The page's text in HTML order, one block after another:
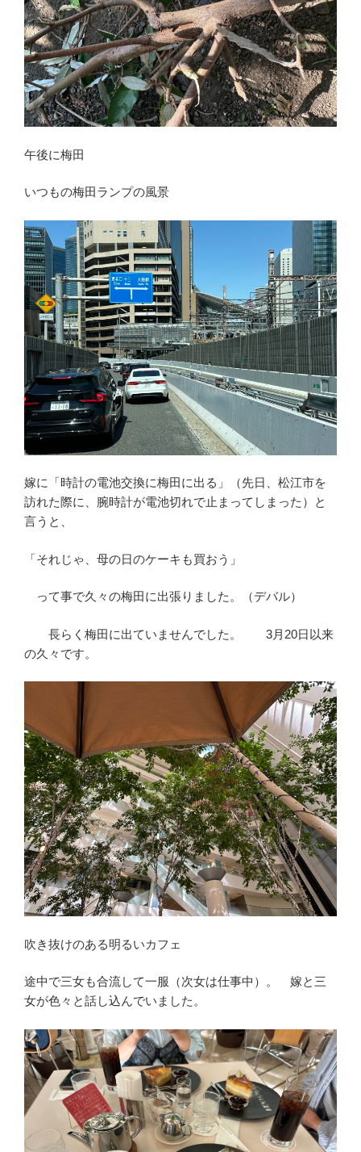
午後に梅田
いつもの梅田ランプの風景
嫁に「時計の電池交換に梅田に出る」（先日、松江市を
訪れた際に、腕時計が電池切れで止まってしまった）と
言うと、
「それじゃ、母の日のケーキも買おう」
って事で久々の梅田に出張りました。（デバル）
長らく梅田に出ていませんでした。 3月20日以来
の久々です。
吹き抜けのある明るいカフェ
途中で三女も合流して一服（次女は仕事中）。 嫁と三
女が色々と話し込んでいました。